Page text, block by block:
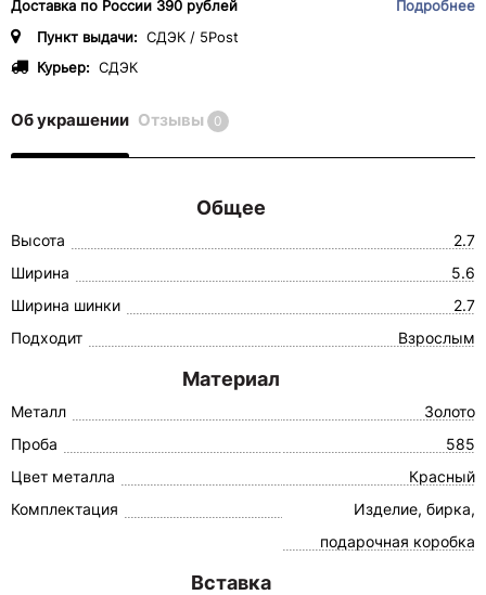
Доставка по России 390 рублей
Подробнее
Пункт выдачи: СДЭК / 5Post
Курьер: СДЭК
Об украшении Отзывы 0
Общее
Высота
2.7
Ширина
5.6
Ширина шинки
2.7
Подходит
Взрослым
Материал
Металл
Золото
Проба
585
Цвет металла
Красный
Комплектация
Изделие, бирка,
подарочная коробка
Вставка